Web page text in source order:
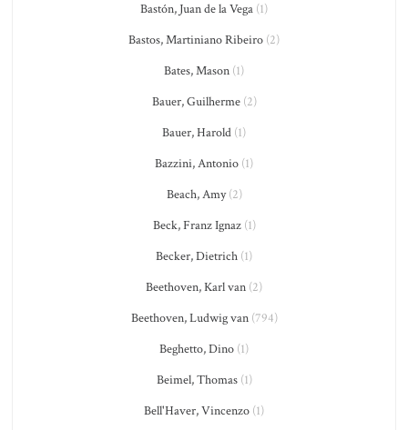
Bastón, Juan de la Vega (1)
Bastos, Martiniano Ribeiro (2)
Bates, Mason (1)
Bauer, Guilherme(2)
Bauer, Harold (1)
Bazzini, Antonio (1)
Beach, Amy(2)
Beck, Franz Ignaz(1)
Becker, Dietrich (1)
Beethoven, Karl van (2)
Beethoven, Ludwig van(794)
Beghetto, Dino (1)
Beimel, Thomas(1)
Bell'Haver, Vincenzo (1)